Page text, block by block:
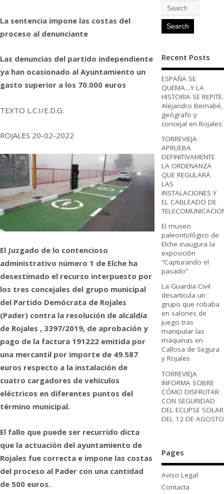
La sentencia impone las costas del
proceso al denunciante
Las denuncias del partido independiente
ya han ocasionado al Ayuntamiento un
gasto superior a los 70.000 euros
TEXTO L.C.I/E.D.G.
ROJALES 20-02-2022
El Juzgado de lo contencioso
administrativo número 1 de Elche ha
desestimado el recurso interpuesto por
los tres concejales del grupo municipal
del Partido Demócrata de Rojales
(Pader) contra la resolución de alcaldía
de Rojales , 3397/2019, de aprobación y
pago de la factura 191222 emitida por
una mercantil por importe de 49.587
euros respecto a la instalación de
cuatro cargadores de vehículos
eléctricos en diferentes puntos del
término municipal.
El fallo que puede ser recurrido dicta
que la actuación del ayuntamiento de
Rojales fue correcta e impone las costas
del proceso al Pader con una cantidad
de 500 euros.
Recent Posts
ESPAÑA SE
QUEMA…Y LA
HISTORIA SE REPITE.
Alejandro Bernabé,
geógrafo y
concejal en Rojales
TORREVIEJA
APRUEBA
DEFINITIVAMENTE
LA ORDENANZA
QUE REGULARÁ
LAS
INSTALACIONES Y
EL CABLEADO DE
El museo
paleontológico de
Elche inaugura la
exposición
“Capturando el
pasado”
La Guardia Civil
desarticula un
grupo que robaba
en salones de
juego tras
manipular las
máquinas en
Callosa de Segura
y Rojales
TORREVIEJA
INFORMA SOBRE
CÓMO DISFRUTAR
CON SEGURIDAD
DEL ECLIPSE SOLAR
DEL 12 DE AGOSTO
Pages
Aviso Legal
Contacta